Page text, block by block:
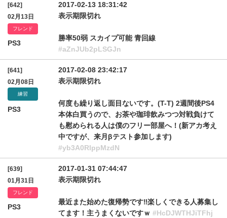
[642]
02月13日
フレンド
PS3
2017-02-13 18:31:42
表示期限切れ
勝率50弱 スカイプ可能 青回線
#aZnJUb2pLSGJn
[641]
02月08日
練習
PS3
2017-02-08 23:42:17
表示期限切れ
何度も繰り返し面目ないです。(T-T) 2週間後PS4
本体白買うので、お茶や珈琲飲みつつ対戦負けて
も慰められる人は僕のフリー部屋へ！(新アカ考え
中ですが、来月βテスト参加します)
#yb3A0RlppMzdN
[639]
01月31日
フレンド
PS3
2017-01-31 07:44:47
表示期限切れ
最近また始めた復帰勢です‼楽しくできる人募集し
てます！主うまくないですｗ #HcDJWTHJiTFhj